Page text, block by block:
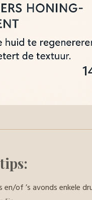
en/of ’s avonds enkele